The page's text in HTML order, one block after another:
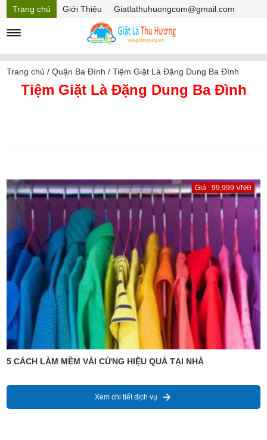
Trang chủ Giới Thiệu
Giatlathuhuongcom@gmail.com
Mã Giảm giá
Trang chủ /Quận Ba Đình /Tiệm Giặt Là Đặng Dung Ba Đình
Tiệm Giặt Là Đặng Dung Ba Đình
Giá : 99,999 VNĐ
5 CÁCH LÀM MỀM VẢI CỨNG HIỆU QUẢ TẠI NHÀ
Xem chi tiết dịch vụ